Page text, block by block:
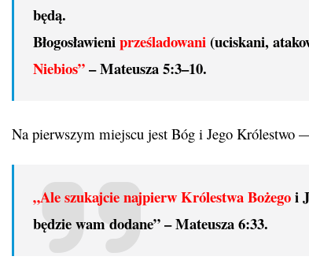
będą.
Błogosławieniprześladowani(uciskani,
Niebios”–Mateusza 5:3–10.
Na pierwszym miejscu jest Bóg i Jego Królestwo
„Ale szukajcie najpierw Królestwa Bożegoi
będzie wam dodane” –Mateusza 6:33.